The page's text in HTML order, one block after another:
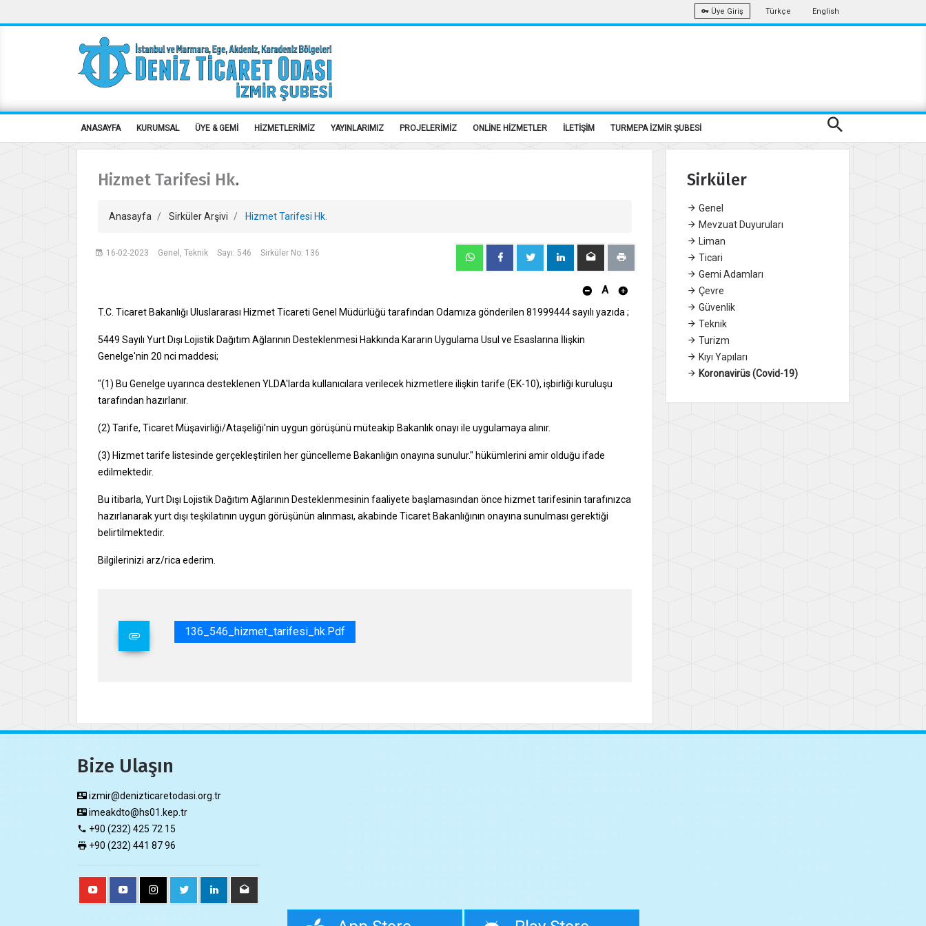
Üye Giriş Türkçe English
ANASAYFA KURUMSAL ÜYE & GEMİ HİZMETLERİMİZ YAYINLARIMIZ PROJELERİMİZ ONLİNE HİZMETLER İLETİŞİM TURMEPA İZMİR ŞUBESİ
Hizmet Tarifesi Hk.
Anasayfa Sirküler Arşivi Hizmet Tarifesi Hk.
16-02-2023 Genel, Teknik Sayı: 546 Sirküler No: 136
A
T.C. Ticaret Bakanlığı Uluslararası Hizmet Ticareti Genel Müdürlüğü tarafından Odamıza gönderilen 81999444 sayılı yazıda ;
5449 Sayılı Yurt Dışı Lojistik Dağıtım Ağlarının Desteklenmesi Hakkında Kararın Uygulama Usul ve Esaslarına İlişkin
Genelge'nin 20 nci maddesi;
"(1) Bu Genelge uyarınca desteklenen YLDA'larda kullanıcılara verilecek hizmetlere ilişkin tarife (EK-10), işbirliği kuruluşu
tarafından hazırlanır.
(2) Tarife, Ticaret Müşavirliği/Ataşeliği'nin uygun görüşünü müteakip Bakanlık onayı ile uygulamaya alınır.
(3) Hizmet tarife listesinde gerçekleştirilen her güncelleme Bakanlığın onayına sunulur." hükümlerini amir olduğu ifade
edilmektedir.
Bu itibarla, Yurt Dışı Lojistik Dağıtım Ağlarının Desteklenmesinin faaliyete başlamasından önce hizmet tarifesinin tarafınızca
hazırlanarak yurt dışı teşkilatının uygun görüşünün alınması, akabinde Ticaret Bakanlığının onayına sunulması gerektiği
belirtilmektedir.
Bilgilerinizi arz/rica ederim.
136_546_hizmet_tarifesi_hk.pdf
Sirküler
Genel
Mevzuat Duyuruları
Liman
Ticari
Gemi Adamları
Çevre
Güvenlik
Teknik
Turizm
Kıyı Yapıları
Koronavirüs (Covid-19)
Bize Ulaşın
izmir@denizticaretodasi.org.tr
imeakdto@hs01.kep.tr
+90 (232) 425 72 15
+90 (232) 441 87 96